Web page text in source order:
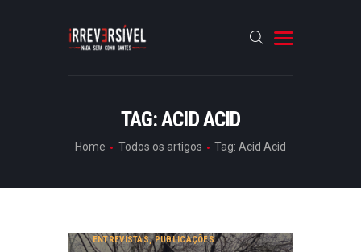
TAG: ACID ACID
Home Todos os artigos Tag: Acid Acid
CRÓNICAS
ENTREVISTAS,PUBLICAÇÕES